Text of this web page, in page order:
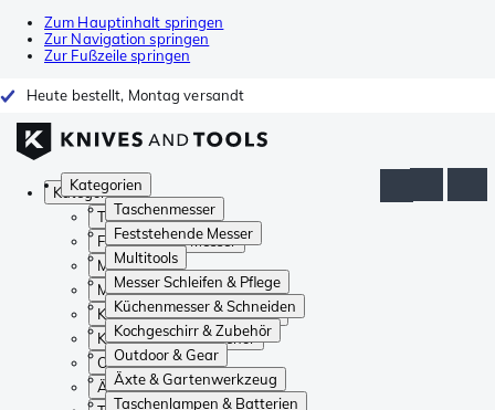
Zum Hauptinhalt springen
Zur Navigation springen
Zur Fußzeile springen
Heute bestellt, Montag versandt
Kategorien
Taschenmesser
Feststehende Messer
Multitools
Messer Schleifen & Pflege
Küchenmesser & Schneiden
Kochgeschirr & Zubehör
Outdoor & Gear
Äxte & Gartenwerkzeug
Taschenlampen & Batterien
Kategorien
Taschenmesser
Feststehende Messer
Multitools
Messer Schleifen & Pflege
Küchenmesser & Schneiden
Kochgeschirr & Zubehör
Outdoor & Gear
Äxte & Gartenwerkzeug